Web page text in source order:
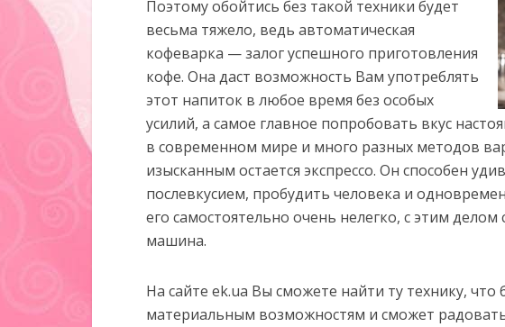
Поэтому обойтись без такой техники будет
весьма тяжело, ведь автоматическая
кофеварка — залог успешного приготовления
кофе. Она даст возможность Вам употреблять
этот напиток в любое время без особых
усилий, а самое главное попробовать вкус
в современном мире и много разных методов
изысканным остается экспрессо. Он способен
послевкусием, пробудить человека и
его самостоятельно очень нелегко, с этим
машина.
На сайте ek.ua Вы сможете найти ту технику, что
материальным возможностям и сможет